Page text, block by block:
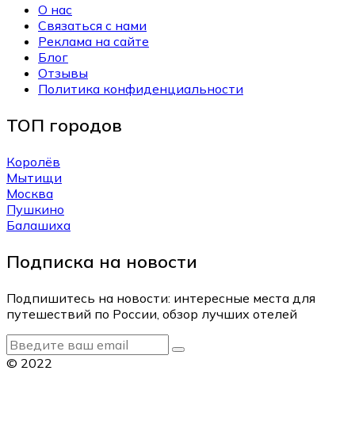
О нас
Связаться с нами
Реклама на сайте
Блог
Отзывы
Политика конфиденциальности
ТОП городов
Королёв
Мытищи
Москва
Пушкино
Балашиха
Подписка на новости
Подпишитесь на новости: интересные места для
путешествий по России, обзор лучших отелей
© 2022